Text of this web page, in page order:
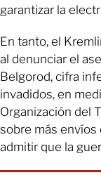
garantizar la
En tanto, el
al denunciar el
Belgorod, cifra
invadidos, en
Organización del
sobre más envíos
admitir que la